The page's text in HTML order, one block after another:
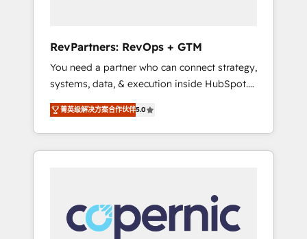
from any legacy CRM. Zero downtime, full
data integrity. ➤ Implementation: Configure
HubSpot to run your revenue process. Sales,
marketing, and service wired together. ➤ AI
and Integrations: Layer Breeze AI, custom
agents, and APIs to remove manual work. ➤
Ongoing Management: Monthly tune-ups,
portal? We are built for the work.
RevPartners: RevOps + GTM
You need a partner who can connect strategy,
systems, data, & execution inside HubSpot.
We bridge the gap where most agencies fall
short by combining GTM strategy with
technical execution to solve the right
problem with the right solution. As the only
our clients gain a unique advantage in CRM
architecture, pipeline generation, data
intelligence, and go-to-market execution.
菁英级解决方案合作伙伴5.0